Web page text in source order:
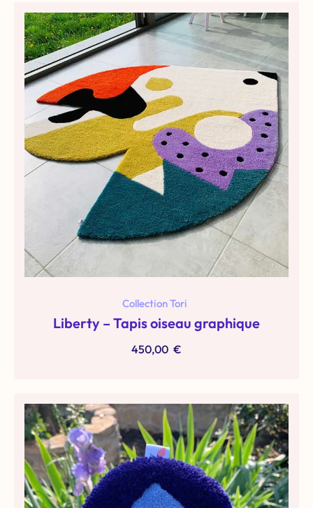
Collection Tori
Liberty – Tapis oiseau graphique
450,00 €